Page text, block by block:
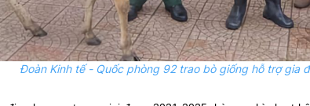
Đoàn Kinh tế - Quốc phòng 92 trao bò giống hỗ trợ gia